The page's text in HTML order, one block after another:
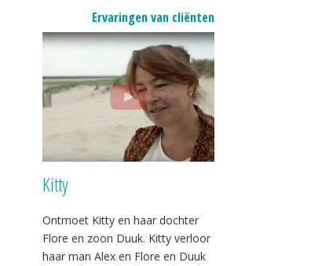
Ervaringen van cliënten
Kitty
Ontmoet Kitty en haar dochter
Flore en zoon Duuk. Kitty verloor
haar man Alex en Flore en Duuk